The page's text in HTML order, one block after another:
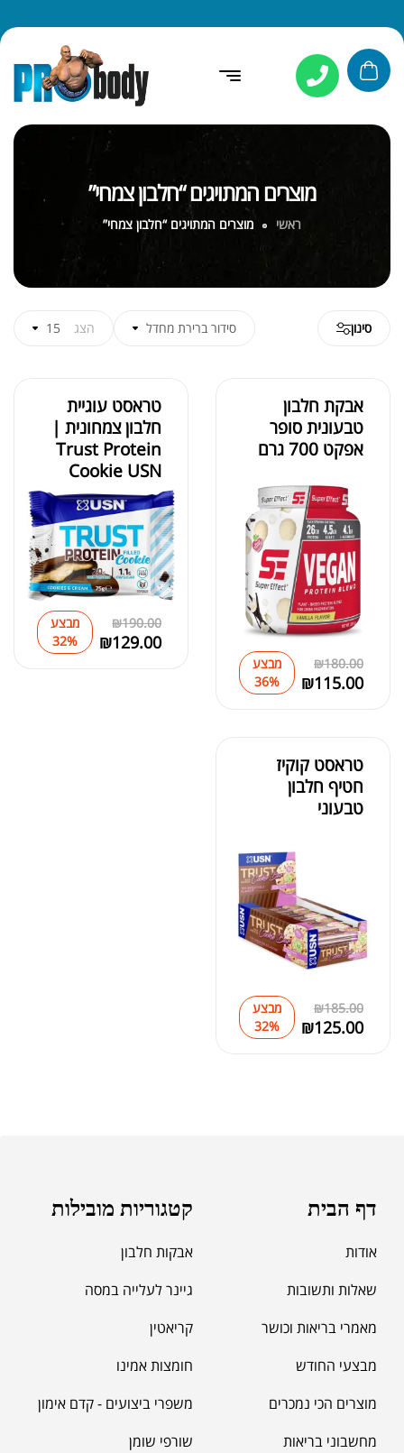
מוצרים המתויגים “חלבון צמחי”
ראשי מוצרים המתויגים “חלבון צמחי”
סינון סידור ברירת מחדל הצג 15
אבקת חלבון
טבעונית סופר
אפקט 700 גרם
₪180.00
₪115.00
מבצע
36%
טראסט עוגיית
חלבון צמחונית |
Trust Protein
Cookie USN
₪190.00
₪129.00
מבצע
32%
טראסט קוקיז
חטיף חלבון
טבעוני
₪185.00
₪125.00
מבצע
32%
דף הבית
אודות
שאלות ותשובות
מאמרי בריאות וכושר
מבצעי החודש
מוצרים הכי נמכרים
מחשבוני בריאות
קטגוריות מובילות
אבקות חלבון
גיינר לעלייה במסה
קריאטין
חומצות אמינו
משפרי ביצועים - קדם אימון
שורפי שומן